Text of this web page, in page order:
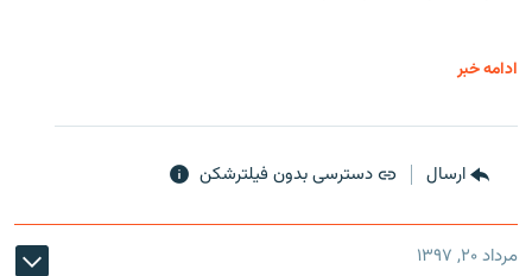
ادامه خبر
ارسال دسترسی بدون فیلترشکن
مرداد ۲۰, ۱۳۹۷